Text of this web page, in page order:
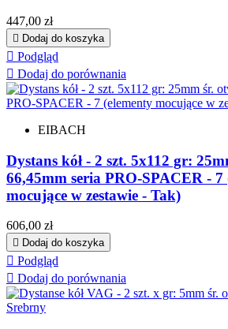
Cena
447,00 zł
 Dodaj do koszyka
 Podgląd
 Dodaj do porównania
EIBACH
Dystans kół - 2 szt. 5x112 gr:
66,45mm seria PRO-SPACER - 7
mocujące w zestawie - Tak)
Cena
606,00 zł
 Dodaj do koszyka
 Podgląd
 Dodaj do porównania